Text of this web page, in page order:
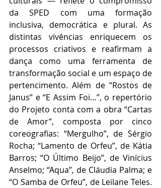
da SPED com uma formação
inclusiva, democrática e plural. As
distintas vivências enriquecem os
processos criativos e reafirmam a
dança como uma ferramenta de
transformação social e um espaço de
pertencimento. Além de “Rostos de
Janus” e “E Assim Foi…”, o repertório
do Projeto conta com a obra “Cartas
de Amor”, composta por cinco
coreografias: “Mergulho”, de Sérgio
Rocha; “Lamento de Orfeu”, de Kátia
Barros; “O Último Beijo”, de Vinícius
Anselmo; “Aqua”, de Cláudia Palma; e
“O Samba de Orfeu”, de Leilane Teles.